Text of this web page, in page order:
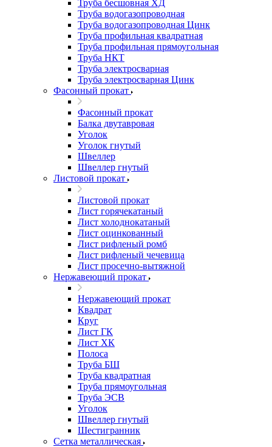
Труба бесшовная ХД
Труба водогазопроводная
Труба водогазопроводная Цинк
Труба профильная квадратная
Труба профильная прямоугольная
Труба НКТ
Труба электросварная
Труба электросварная Цинк
Фасонный прокат
Фасонный прокат
Балка двутавровая
Уголок
Уголок гнутый
Швеллер
Швеллер гнутый
Листовой прокат
Листовой прокат
Лист горячекатаный
Лист холоднокатаный
Лист оцинкованный
Лист рифленый ромб
Лист рифленый чечевица
Лист просечно-вытяжной
Нержавеющий прокат
Нержавеющий прокат
Квадрат
Круг
Лист ГК
Лист ХК
Полоса
Труба БШ
Труба квадратная
Труба прямоугольная
Труба ЭСВ
Уголок
Швеллер гнутый
Шестигранник
Сетка металлическая